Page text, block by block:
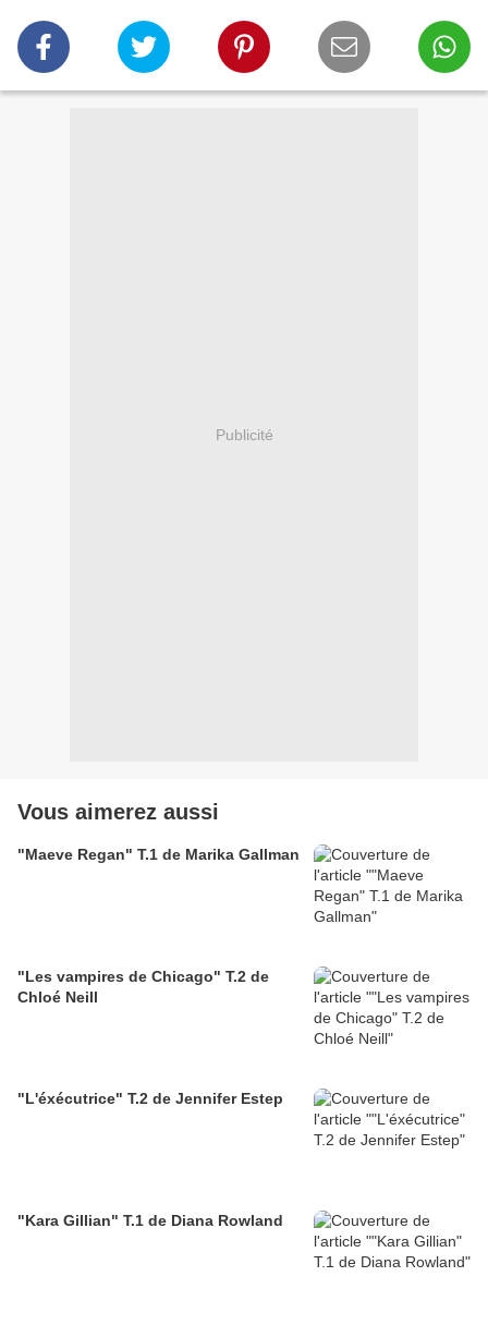
Publicité
Vous aimerez aussi
"Maeve Regan" T.1 de Marika Gallman
"Les vampires de Chicago" T.2 de
Chloé Neill
"L'éxécutrice" T.2 de Jennifer Estep
"Kara Gillian" T.1 de Diana Rowland